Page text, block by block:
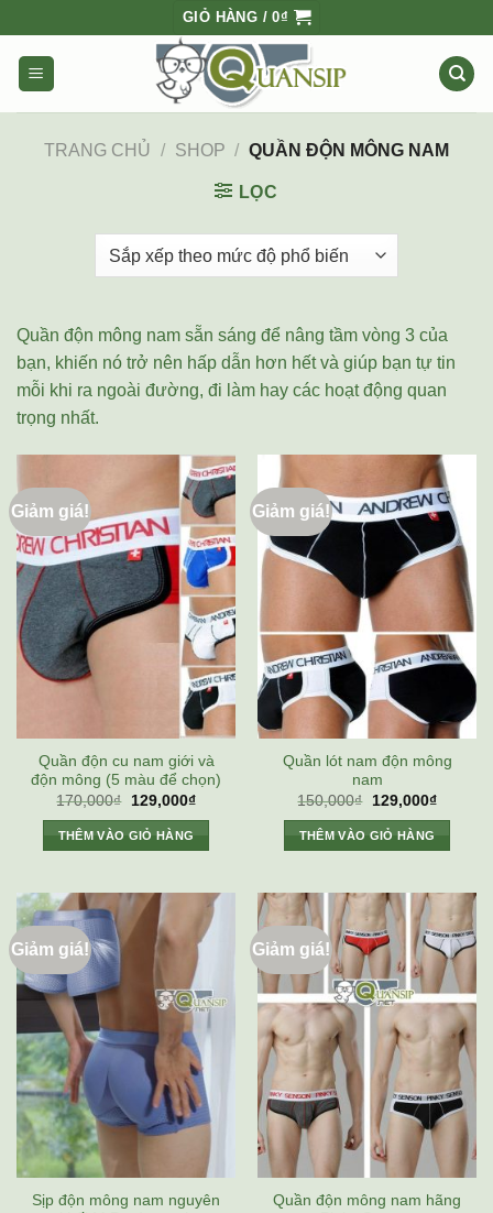
to
content
GIỎ HÀNG /0₫
TRANG CHỦ / SHOP / QUẦN ĐỘN MÔNG NAM
LỌC
Quần độn mông nam sẵn sáng để nâng tầm vòng 3 của
bạn, khiến nó trở nên hấp dẫn hơn hết và giúp bạn tự tin
mỗi khi ra ngoài đường, đi làm hay các hoạt động quan
trọng nhất.
Giảm giá!
Quần độn cu nam giới và
độn mông (5 màu để chọn)
170,000₫
Giá
là:
170,000₫.
129,000₫Giá
THÊM VÀO GIỎ HÀNG
Giảm giá!
Quần lót nam độn mông
nam
150,000₫
Giá
là:
150,000₫.
129,000₫Giá
THÊM VÀO GIỎ HÀNG
Giảm giá!
Sịp độn mông nam nguyên
Giảm giá!
Quần độn mông nam hãng